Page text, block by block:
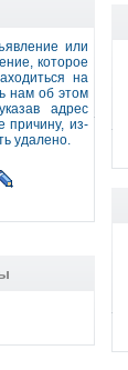
или
которое
на
нам об этом
адрес
причину, из-
удалено.